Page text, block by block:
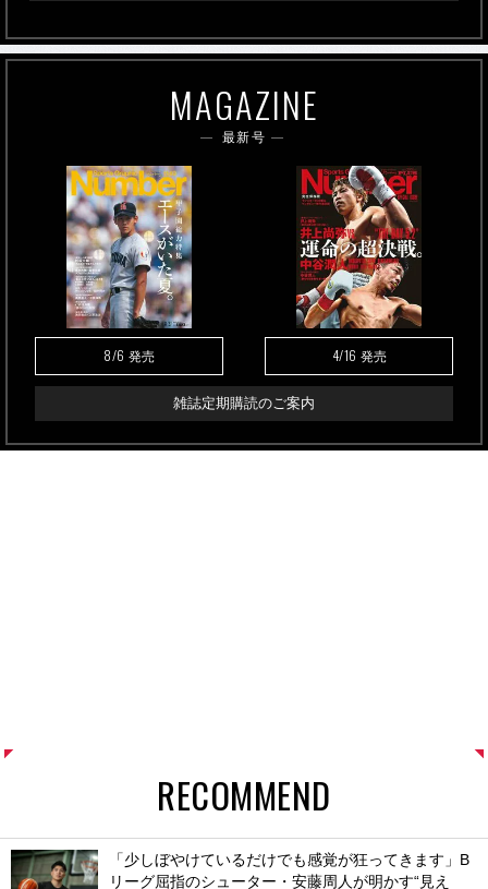
MAGAZINE
最新号
8/6 発売 4/16 発売
雑誌定期購読のご案内
RECOMMEND
「少しぼやけているだけでも感覚が狂ってきます」B
リーグ屈指のシューター・安藤周人が明かす“見え